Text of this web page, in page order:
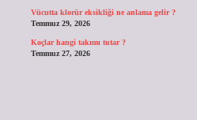
Vücutta klorür eksikliği ne anlama gelir ?
Temmuz 29, 2026
Koçlar hangi takımı tutar ?
Temmuz 27, 2026